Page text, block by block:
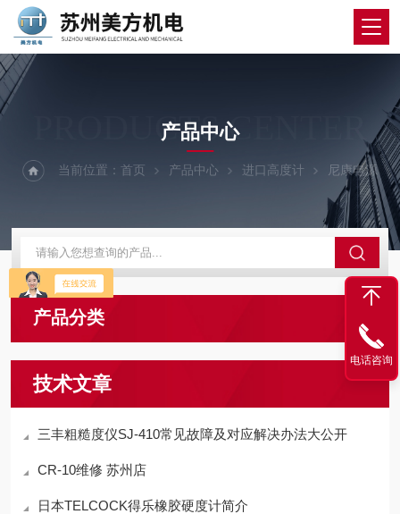
PRODUCTS CENTER
产品中心
当前位置： 首页 产品中心 进口高度计 尼康电源
产品分类
技术文章
三丰粗糙度仪SJ-410常见故障及对应解决办法大公开
CR-10维修 苏州店
日本TELCOCK得乐橡胶硬度计简介
电话咨询